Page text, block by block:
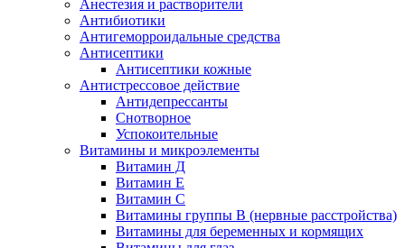
Анестезия и растворители
Антибиотики
Антигеморроидальные средства
Антисептики
Антисептики кожные
Антистрессовое действие
Антидепрессанты
Снотворное
Успокоительные
Витамины и микроэлементы
Витамин Д
Витамин Е
Витамин С
Витамины группы В (нервные расстройства)
Витамины для беременных и кормящих